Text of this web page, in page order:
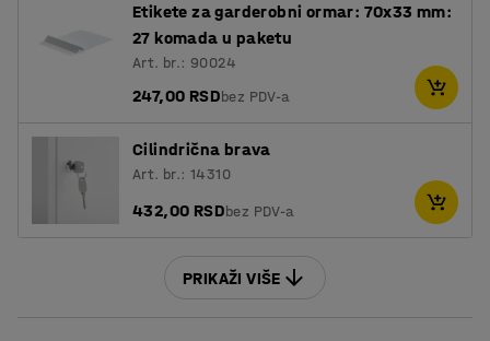
Etikete za garderobni ormar: 70x33 mm:
27 komada u paketu
Art. br.: 90024
247,00 RSDbez PDV-a
Cilindrična brava
Art. br.: 14310
432,00 RSDbez PDV-a
PRIKAŽI VIŠE